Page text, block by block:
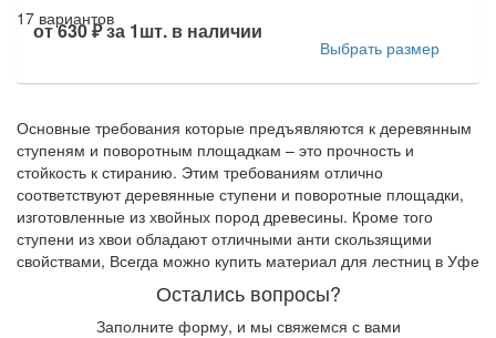
17 вариантов
от630 ₽за 1шт. в наличии
Выбрать размер
Основные требования которые предъявляются к деревянным
ступеням и поворотным площадкам – это прочность и
стойкость к стиранию. Этим требованиям отлично
соответствуют деревянные ступени и поворотные площадки,
изготовленные из хвойных пород древесины. Кроме того
ступени из хвои обладают отличными анти скользящими
свойствами, Всегда можно купить материал для лестниц в Уфе
Остались вопросы?
Заполните форму, и мы свяжемся с вами